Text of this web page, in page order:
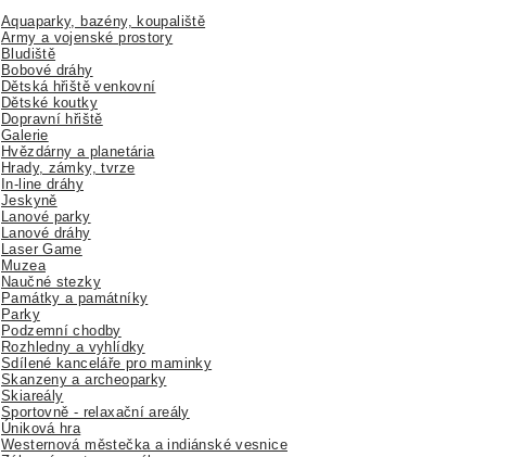
Aquaparky, bazény, koupaliště
Army a vojenské prostory
Bludiště
Bobové dráhy
Dětská hřiště venkovní
Dětské koutky
Dopravní hřiště
Galerie
Hvězdárny a planetária
Hrady, zámky, tvrze
In-line dráhy
Jeskyně
Lanové parky
Lanové dráhy
Laser Game
Muzea
Naučné stezky
Památky a památníky
Parky
Podzemní chodby
Rozhledny a vyhlídky
Sdílené kanceláře pro maminky
Skanzeny a archeoparky
Skiareály
Sportovně - relaxační areály
Úniková hra
Westernová městečka a indiánské vesnice